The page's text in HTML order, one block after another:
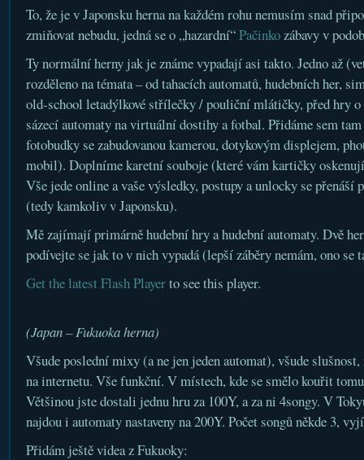
To, že je v Japonsku herna na každém rohu nemusím snad
zmiňovat nebudu, jedná se o „hazardní“Pačinkozábavy v
Ty normální herny jak je známe vypadají asi takto. Jedno až
rozděleno na témata – od tahacích automatů, hudebních her,
old-school letadýlkové střílečky / pouliční mlátičky, před hry o
sázecí automaty na virtuální dostihy a fotbal. Přidáme sem
fotobudky se zabudovanou kamerou, dotykovým displejem,
mobil). Doplníme karetní souboje (které vám kartičky
Vše jede online a vaše výsledky, postupy a unlocky se
(tedy kamkoliv v Japonsku).
Mě zajímají primárně hudební hry a hudební automaty. Dvě
podívejte se jak to v nich vypadá (lepší záběry nemám, ono se
Get the latest Flash Playerto see this player.
(Japan – Fukuoka herna)
Všude poslední mixy (a ne jen jeden automat), všude
na internetu. Vše funkční. V místech, kde se smělo kouřit
Většinou jste dostali jednu hru za 100Y, a za ni 4songy. V
najdou i automaty nastaveny na 200Y. Počet songů někde 3,
Přidám ještě videa z Fukuoky: